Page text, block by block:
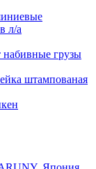
л/а
набивные грузы
штампованая